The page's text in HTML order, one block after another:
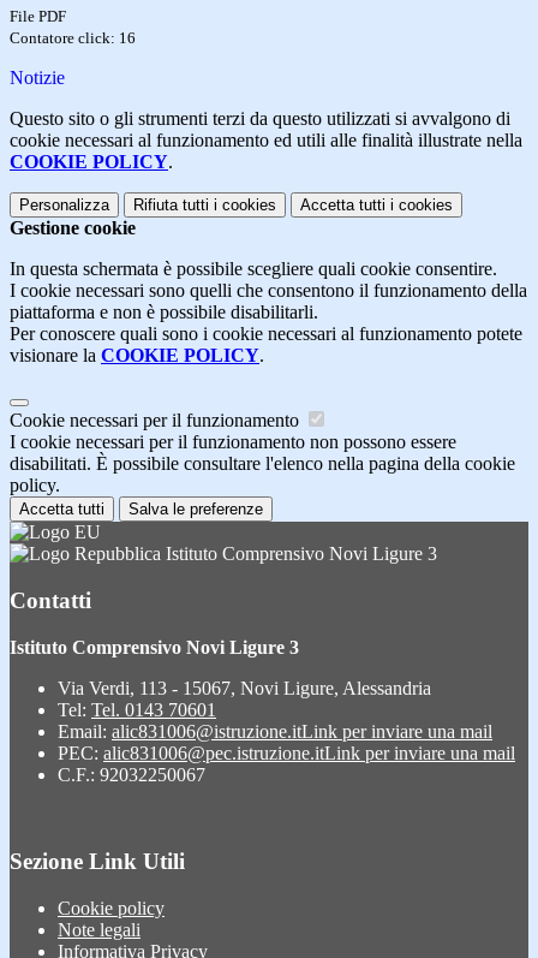
File PDF
Contatore click: 16
Notizie
Questo sito o gli strumenti terzi da questo utilizzati si avvalgono di
cookie necessari al funzionamento ed utili alle finalità illustrate nella
COOKIE POLICY.
Personalizza Rifiuta tutti i cookies Accetta tutti i cookies
Gestione cookie
In questa schermata è possibile scegliere quali cookie consentire.
I cookie necessari sono quelli che consentono il funzionamento della
piattaforma e non è possibile disabilitarli.
Per conoscere quali sono i cookie necessari al funzionamento potete
visionare la COOKIE POLICY.
Cookie necessari per il funzionamento
I cookie necessari per il funzionamento non possono essere
disabilitati. È possibile consultare l'elenco nella pagina della cookie
policy.
Accetta tutti Salva le preferenze
Istituto Comprensivo Novi Ligure 3
Contatti
Istituto Comprensivo Novi Ligure 3
Via Verdi, 113 - 15067, Novi Ligure, Alessandria
Tel: Tel. 0143 70601
Email: alic831006@istruzione.itLink per inviare una mail
PEC: alic831006@pec.istruzione.itLink per inviare una mail
C.F.: 92032250067
Sezione Link Utili
Cookie policy
Note legali
Informativa Privacy